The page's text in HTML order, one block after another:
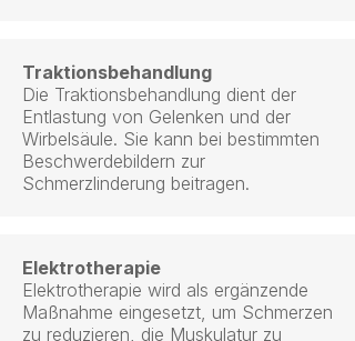
Traktionsbehandlung
Die Traktionsbehandlung dient der
Entlastung von Gelenken und der
Wirbelsäule. Sie kann bei bestimmten
Beschwerdebildern zur
Schmerzlinderung beitragen.
Elektrotherapie
Elektrotherapie wird als ergänzende
Maßnahme eingesetzt, um Schmerzen
zu reduzieren, die Muskulatur zu